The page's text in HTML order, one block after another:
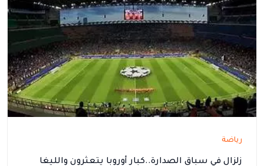
رياضة
زلزال في سباق الصدارة..كبار أوروبا يتعثرون والليغا